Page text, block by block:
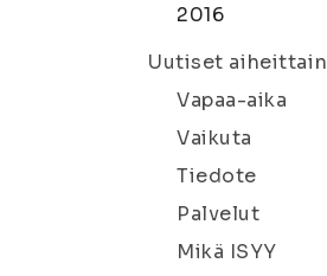
2016
Uutiset aiheittain
Vapaa-aika
Vaikuta
Tiedote
Palvelut
Mikä ISYY